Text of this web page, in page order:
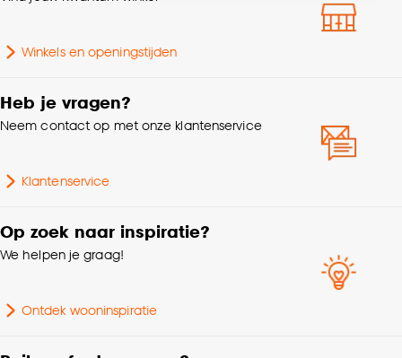
accepteren door op ‘Cookies aanpassen’ te
kan aanpassen, bekijk hiervoor onze
cookieverklaring
Breedte 23 CM
Winkels en openingstijden
Heb je vragen?
Neem contact op met onze klantenservice
Klantenservice
Op zoek naar inspiratie?
We helpen je graag!
Ontdek wooninspiratie